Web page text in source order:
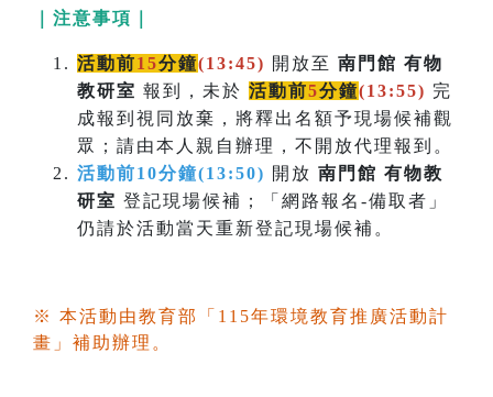
｜注意事項｜
活動前15分鐘(13:45) 開放至 南門館 有物
教研室 報到，未於 活動前5分鐘(13:55) 完
成報到視同放棄，將釋出名額予現場候補觀
眾；請由本人親自辦理，不開放代理報到。
活動前10分鐘(13:50) 開放 南門館 有物教
研室 登記現場候補；「網路報名-備取者」
仍請於活動當天重新登記現場候補。
※ 本活動由教育部「115年環境教育推廣活動計
畫」補助辦理。